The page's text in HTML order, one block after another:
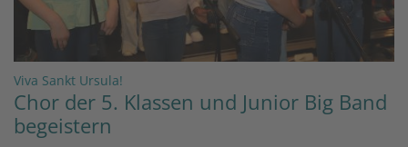
Viva Sankt Ursula!
Chor der 5. Klassen und Junior Big Band
begeistern